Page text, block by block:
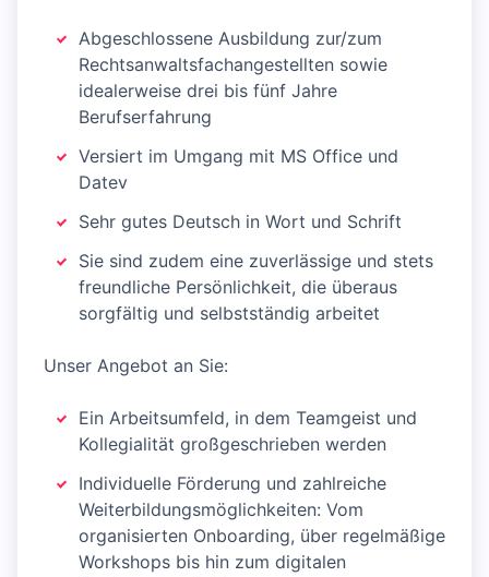
Abgeschlossene Ausbildung zur/zum
Rechtsanwaltsfachangestellten sowie
idealerweise drei bis fünf Jahre
Berufserfahrung
Versiert im Umgang mit MS Office und
Datev
Sehr gutes Deutsch in Wort und Schrift
Sie sind zudem eine zuverlässige und stets
freundliche Persönlichkeit, die überaus
sorgfältig und selbstständig arbeitet
Unser Angebot an Sie:
Ein Arbeitsumfeld, in dem Teamgeist und
Kollegialität großgeschrieben werden
Individuelle Förderung und zahlreiche
Weiterbildungsmöglichkeiten: Vom
organisierten Onboarding, über regelmäßige
Workshops bis hin zum digitalen